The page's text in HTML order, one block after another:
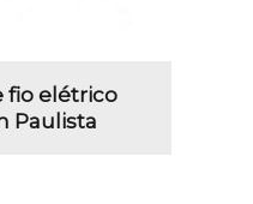
fio elétrico
Paulista